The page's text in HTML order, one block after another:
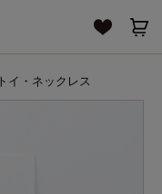
トイ・ネックレス